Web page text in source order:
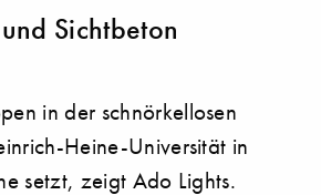
Sichtbeton
in der schnörkellosen
Heine-Universität in
setzt, zeigt Ado Lights.